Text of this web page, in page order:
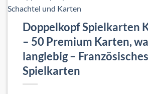
Doppelkopf Spielkarten
– 50 Premium Karten,
langlebig –
Spielkarten